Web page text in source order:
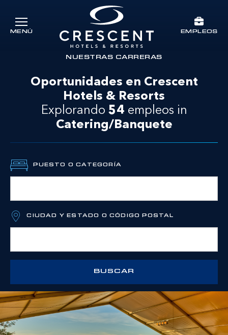
Ir al contenido principal
MENÚ
Crescent Hotels & Resorts
EMPLEOS
NUESTRAS CARRERAS
Oportunidades en Crescent
Hotels & Resorts
Explorando 54 empleos in
Catering/Banquete
PUESTO O CATEGORÍA
CIUDAD Y ESTADO O CÓDIGO POSTAL